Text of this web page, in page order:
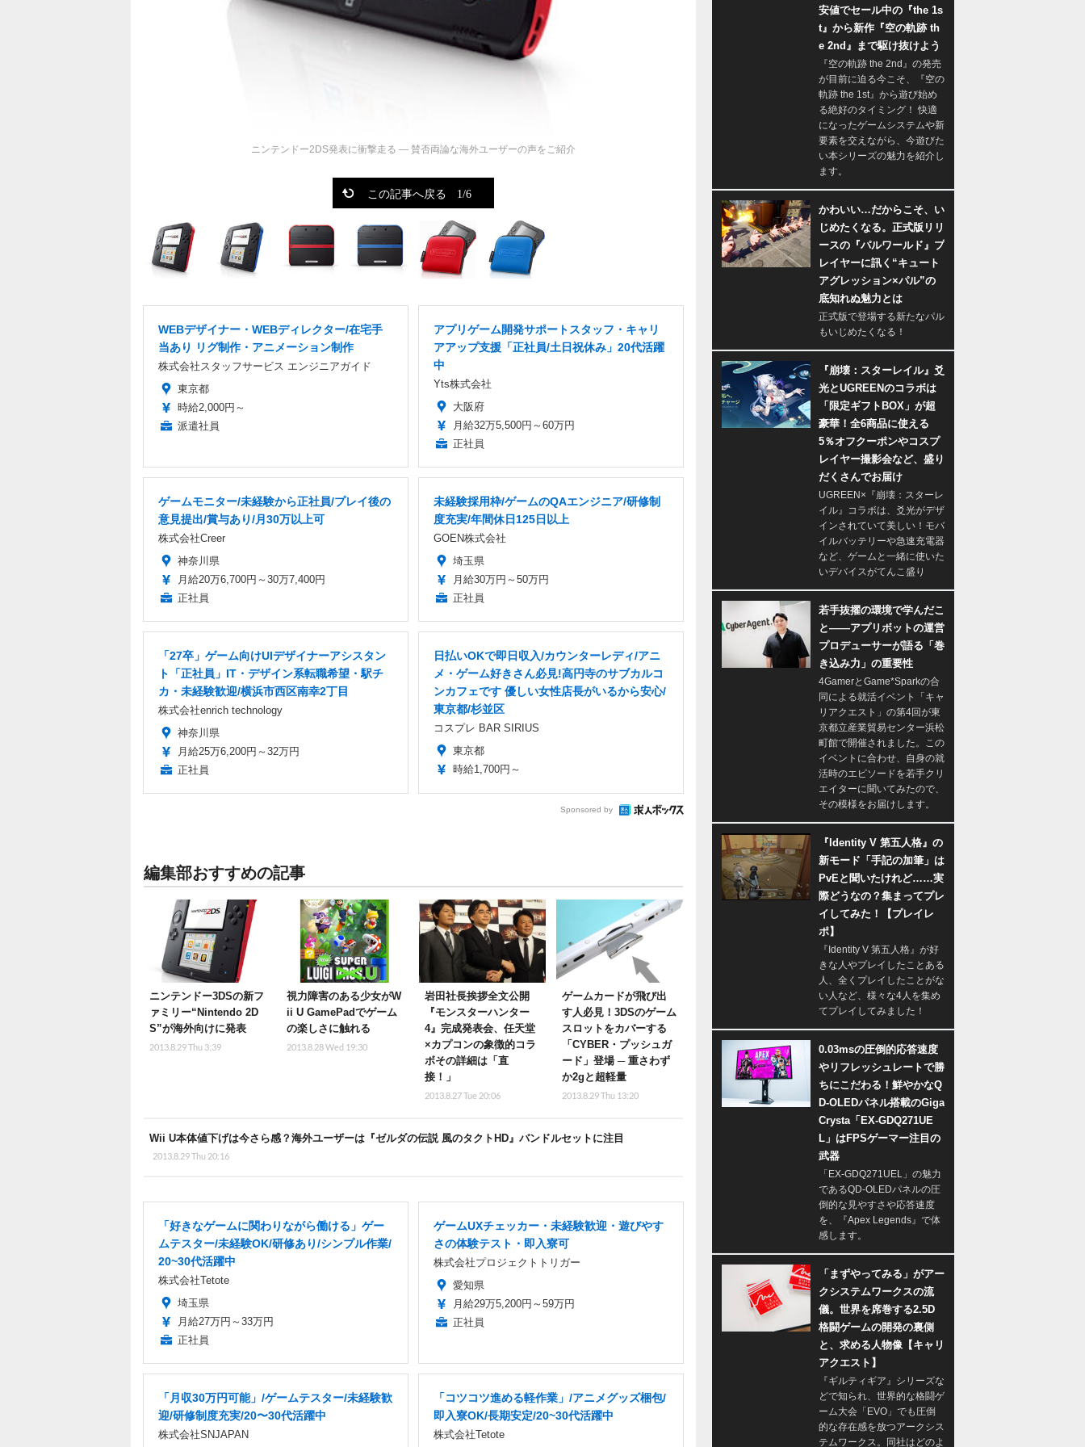
ニンテンドー2DS発表に衝撃走る ― 賛否両論な海外ユーザーの声をご紹介
この記事へ戻る 1/6
WEBデザイナー・WEBディレクター/在宅手
当あり リグ制作・アニメーション制作
株式会社スタッフサービス エンジニアガイド
東京都
時給2,000円～
派遣社員
アプリゲーム開発サポートスタッフ・キャリ
アアップ支援「正社員/土日祝休み」20代活躍
中
Yts株式会社
大阪府
月給32万5,500円～60万円
正社員
ゲームモニター/未経験から正社員/プレイ後の
意見提出/賞与あり/月30万以上可
株式会社Creer
神奈川県
月給20万6,700円～30万7,400円
正社員
未経験採用枠/ゲームのQAエンジニア/研修制
度充実/年間休日125日以上
GOEN株式会社
埼玉県
月給30万円～50万円
正社員
「27卒」ゲーム向けUIデザイナーアシスタン
ト「正社員」IT・デザイン系転職希望・駅チ
カ・未経験歓迎/横浜市西区南幸2丁目
株式会社enrich technology
神奈川県
月給25万6,200円～32万円
正社員
日払いOKで即日収入/カウンターレディ/アニ
メ・ゲーム好きさん必見!高円寺のサブカルコ
ンカフェです 優しい女性店長がいるから安心/
東京都/杉並区
コスプレ BAR SIRIUS
東京都
時給1,700円～
Sponsored by
編集部おすすめの記事
ニンテンドー3DSの新フ
ァミリー“Nintendo 2D
S”が海外向けに発表
2013.8.29 Thu 3:39
視力障害のある少女がW
ii U GamePadでゲーム
の楽しさに触れる
2013.8.28 Wed 19:30
岩田社長挨拶全文公開
『モンスターハンター
4』完成発表会、任天堂
×カプコンの象徴的コラ
ボその詳細は「直
接！」
2013.8.27 Tue 20:06
ゲームカードが飛び出
す人必見！3DSのゲーム
スロットをカバーする
「CYBER・プッシュガ
ード」登場 ─ 重さわず
か2gと超軽量
2013.8.29 Thu 13:20
Wii U本体値下げは今さら感？海外ユーザーは『ゼルダの伝説 風のタクトHD』バンドルセットに注目
2013.8.29 Thu 20:16
「好きなゲームに関わりながら働ける」ゲー
ムテスター/未経験OK/研修あり/シンプル作業/
20~30代活躍中
株式会社Tetote
埼玉県
月給27万円～33万円
正社員
ゲームUXチェッカー・未経験歓迎・遊びやす
さの体験テスト・即入寮可
株式会社プロジェクトトリガー
愛知県
月給29万5,200円～59万円
正社員
「月収30万円可能」/ゲームテスター/未経験歓
迎/研修制度充実/20〜30代活躍中
株式会社SNJAPAN
「コツコツ進める軽作業」/アニメグッズ梱包/
即入寮OK/長期安定/20~30代活躍中
株式会社Tetote
安値でセール中の『the 1s
t』から新作『空の軌跡 th
e 2nd』まで駆け抜けよう
『空の軌跡 the 2nd』の発売
が目前に迫る今こそ、『空の
軌跡 the 1st』から遊び始め
る絶好のタイミング！ 快適
になったゲームシステムや新
要素を交えながら、今遊びた
い本シリーズの魅力を紹介し
ます。
かわいい…だからこそ、い
じめたくなる。正式版リリ
ースの『パルワールド』プ
レイヤーに訊く“キュート
アグレッション×パル”の
底知れぬ魅力とは
正式版で登場する新たなパル
もいじめたくなる！
『崩壊：スターレイル』爻
光とUGREENのコラボは
「限定ギフトBOX」が超
豪華！全6商品に使える
5％オフクーポンやコスプ
レイヤー撮影会など、盛り
だくさんでお届け
UGREEN×『崩壊：スターレ
イル』コラボは、爻光がデザ
インされていて美しい！モバ
イルバッテリーや急速充電器
など、ゲームと一緒に使いた
いデバイスがてんこ盛り
若手抜擢の環境で学んだこ
と――アプリボットの運営
プロデューサーが語る「巻
き込み力」の重要性
4GamerとGame*Sparkの合
同による就活イベント「キャ
リアクエスト」の第4回が東
京都立産業貿易センター浜松
町館で開催されました。この
イベントに合わせ、自身の就
活時のエピソードを若手クリ
エイターに聞いてみたので、
その模様をお届けします。
『Identity V 第五人格』の
新モード「手記の加筆」は
PvEと聞いたけれど……実
際どうなの？集まってプレ
イしてみた！【プレイレ
ポ】
『Identity V 第五人格』が好
きな人やプレイしたことある
人、全くプレイしたことがな
い人など、様々な4人を集め
てプレイしてみました！
0.03msの圧倒的応答速度
やリフレッシュレートで勝
ちにこだわる！鮮やかなQ
D-OLEDパネル搭載のGiga
Crysta「EX-GDQ271UE
L」はFPSゲーマー注目の
武器
「EX-GDQ271UEL」の魅力
であるQD-OLEDパネルの圧
倒的な見やすさや応答速度
を、『Apex Legends』で体
感します。
「まずやってみる」がアー
クシステムワークスの流
儀。世界を席巻する2.5D
格闘ゲームの開発の裏側
と、求める人物像【キャリ
アクエスト】
『ギルティギア』シリーズな
どで知られ、世界的な格闘ゲ
ーム大会「EVO」でも圧倒
的な存在感を放つアークシス
テムワークス。同社はどのよ